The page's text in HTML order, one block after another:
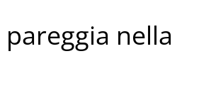
nella